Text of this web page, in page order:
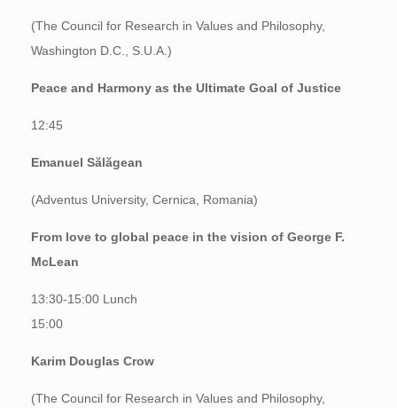
(The Council for Research in Values and Philosophy,
Washington D.C., S.U.A.)
Peace and Harmony as the Ultimate Goal of Justice
12:45
Emanuel Sălăgean
(Adventus University, Cernica, Romania)
From love to global peace in the vision of George F.
McLean
13:30-15:00 Lunch
15:00
Karim Douglas Crow
(The Council for Research in Values and Philosophy,